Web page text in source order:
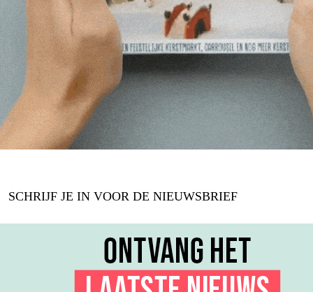
SCHRIJF JE IN VOOR DE NIEUWSBRIEF